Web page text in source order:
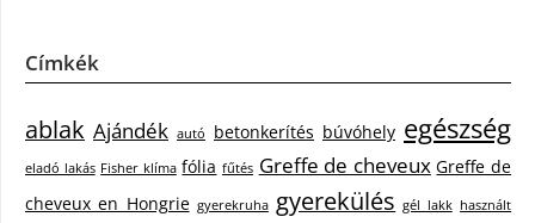
Címkék
ablak Ajándék autó betonkerítés búvóhely egészség
eladó lakás Fisher klíma fólia fűtés Greffe de cheveux Greffe de
cheveux en Hongrie gyerekruha gyerekülés gél lakk használt